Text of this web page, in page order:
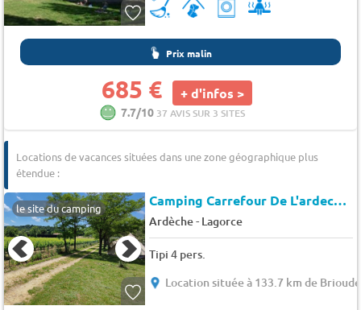
Prix malin
685 € + d'infos >
7.7/10 37 AVIS SUR 3 SITES
Locations de vacances situées dans une zone géographique plus
étendue :
le site du camping Camping Carrefour De L'ardeche (Saint-Remèze à 9 km)
Ardèche- Lagorce
Tipi 4 pers.
Location située à 133.7 km de Brioude